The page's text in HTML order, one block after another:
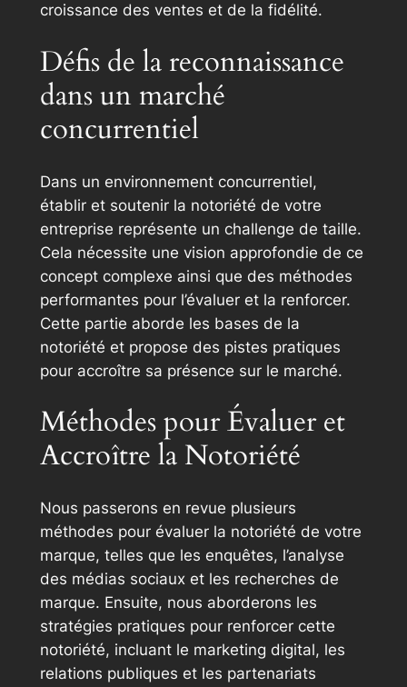
croissance des ventes et de la fidélité.
Défis de la reconnaissance
dans un marché
concurrentiel
Dans un environnement concurrentiel,
établir et soutenir la notoriété de votre
entreprise représente un challenge de taille.
Cela nécessite une vision approfondie de ce
concept complexe ainsi que des méthodes
performantes pour l’évaluer et la renforcer.
Cette partie aborde les bases de la
notoriété et propose des pistes pratiques
pour accroître sa présence sur le marché.
Méthodes pour Évaluer et
Accroître la Notoriété
Nous passerons en revue plusieurs
méthodes pour évaluer la notoriété de votre
marque, telles que les enquêtes, l’analyse
des médias sociaux et les recherches de
marque. Ensuite, nous aborderons les
stratégies pratiques pour renforcer cette
notoriété, incluant le marketing digital, les
relations publiques et les partenariats